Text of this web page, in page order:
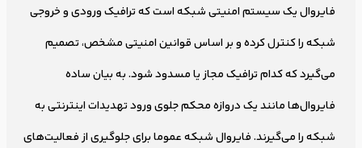
فایروال یک سیستم امنیتی شبکه است که ترافیک ورودی و خروجی
شبکه را کنترل کرده و بر اساس قوانین امنیتی مشخص، تصمیم
می‌گیرد که کدام ترافیک مجاز یا مسدود شود. به بیان ساده
فایروال‌ها مانند یک دروازه محکم جلوی ورود تهدیدات اینترنتی به
شبکه را می‌گیرند. فایروال‌ شبکه عموما برای جلوگیری از فعالیت‌های